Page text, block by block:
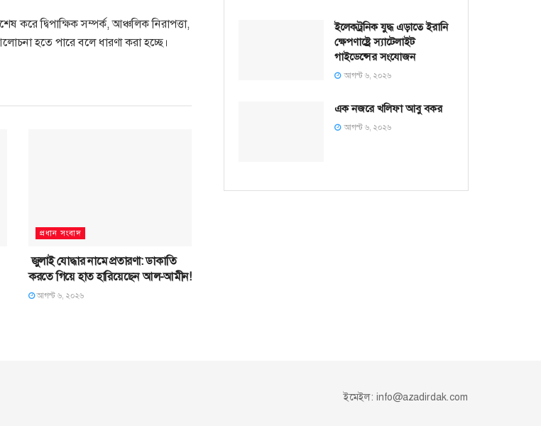
দ্বিপাক্ষিক সম্পর্ক, আঞ্চলিক নিরাপত্তা,
হতে পারে বলে ধারণা করা হচ্ছে।
প্রধান সংবাদ
জুলাই যোদ্ধার নামে প্রতারণা: ডাকাতি
করতে গিয়ে হাত হারিয়েছেন আল-আমীন!
আগস্ট ৬, ২০২৬
ইলেকট্রনিক যুদ্ধ এড়াতে ইরানি
ক্ষেপণাষ্ট্রে স্যাটেলাইট
গাইডেন্সের সংযোজন
আগস্ট ৬, ২০২৬
এক নজরে খলিফা আবু বকর
আগস্ট ৬, ২০২৬
ইমেইল: info@azadirdak.com